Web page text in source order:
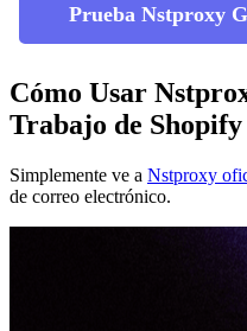
Prueba Nstproxy
Cómo Usar
Trabajo de Shopify
Simplemente ve a Nstproxy
de correo electrónico.